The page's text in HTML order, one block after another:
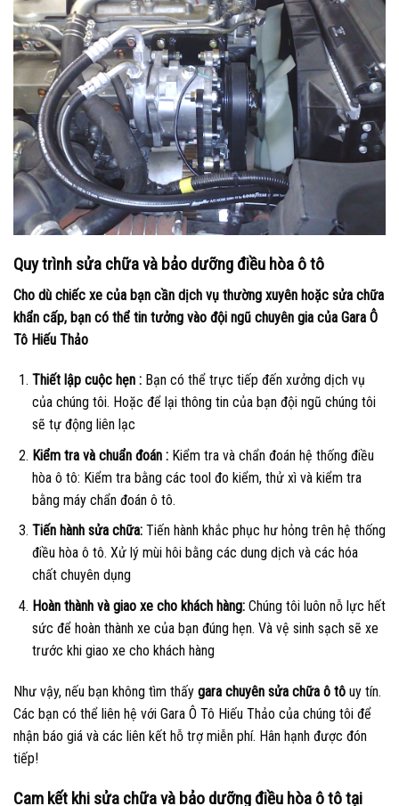
Quy trình sửa chữa và bảo dưỡng điều hòa ô tô
Cho dù chiếc xe của bạn cần dịch vụ thường xuyên hoặc sửa chữa
khẩn cấp, bạn có thể tin tưởng vào đội ngũ chuyên gia của Gara Ô
Tô Hiếu Thảo
Thiết lập cuộc hẹn : Bạn có thể trực tiếp đến xưởng dịch vụ
của chúng tôi. Hoặc để lại thông tin của bạn đội ngũ chúng tôi
sẽ tự động liên lạc
Kiểm tra và chuẩn đoán : Kiểm tra và chẩn đoán hệ thống điều
hòa ô tô: Kiểm tra bằng các tool đo kiểm, thử xì và kiểm tra
bằng máy chẩn đoán ô tô.
Tiến hành sửa chữa: Tiến hành khắc phục hư hỏng trên hệ thống
điều hòa ô tô. Xử lý mùi hôi bằng các dung dịch và các hóa
chất chuyên dụng
Hoàn thành và giao xe cho khách hàng: Chúng tôi luôn nỗ lực hết
sức để hoàn thành xe của bạn đúng hẹn. Và vệ sinh sạch sẽ xe
trước khi giao xe cho khách hàng
Như vậy, nếu bạn không tìm thấy gara chuyên sửa chữa ô tô uy tín.
Các bạn có thể liên hệ với Gara Ô Tô Hiếu Thảo của chúng tôi để
nhận báo giá và các liên kết hỗ trợ miễn phí. Hân hạnh được đón
tiếp!
Cam kết khi sửa chữa và bảo dưỡng điều hòa ô tô tại